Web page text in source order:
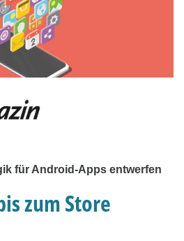
für Android-Apps entwerfen
zum Store